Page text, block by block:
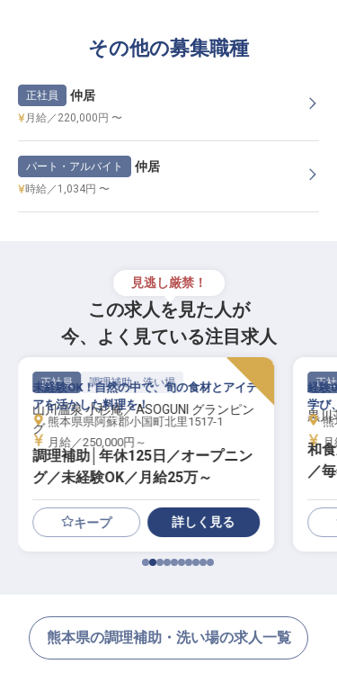
その他の募集職種
正社員 仲居
月給／220,000円 〜
パート・アルバイト 仲居
時給／1,034円 〜
見逃し厳禁！
この求人を見た人が
今、よく見ている注目求人
正社員 調理補助・洗い場
山川温泉 小杉庵／ASOGUNI グランピン
グ
調理補助│年休125日／オープニン
グ／未経験OK／月給25万～
未経験OK！自然の中で、旬の食材とアイデ
アを活かした料理を！
熊本県県阿蘇郡小国町北里1517-1
月給／250,000円～
キープ 詳しく見る
正社
黒川荘
和
／
経験
学び
熊
熊本県の調理補助・洗い場の求人一覧